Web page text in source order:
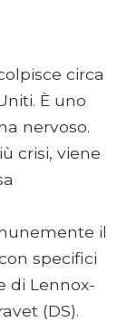
circa
È uno
nervoso.
crisi, viene
il
specifici
di Lennox-
(DS).